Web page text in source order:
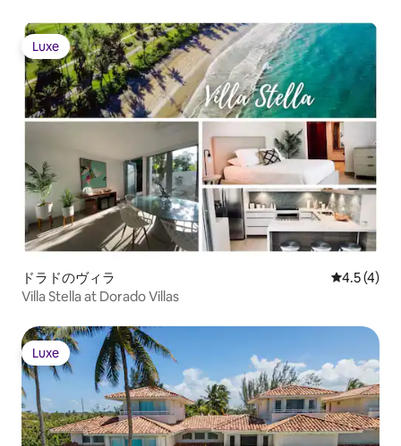
Luxe
Luxe
ドラドのヴィラ レビュー4
4.5 (4)
Villa Stella at Dorado Villas
Luxe
Luxe